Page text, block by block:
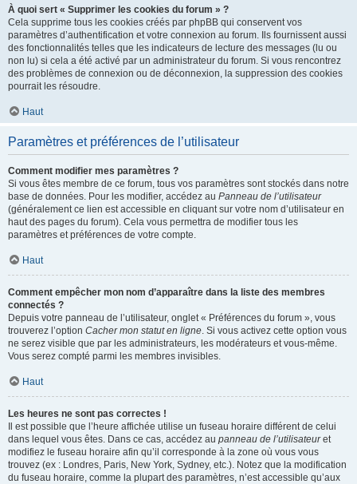
À quoi sert « Supprimer les cookies du forum » ?
Cela supprime tous les cookies créés par phpBB qui conservent vos
paramètres d’authentification et votre connexion au forum. Ils fournissent aussi
des fonctionnalités telles que les indicateurs de lecture des messages (lu ou
non lu) si cela a été activé par un administrateur du forum. Si vous rencontrez
des problèmes de connexion ou de déconnexion, la suppression des cookies
pourrait les résoudre.
Haut
Paramètres et préférences de l’utilisateur
Comment modifier mes paramètres ?
Si vous êtes membre de ce forum, tous vos paramètres sont stockés dans notre
base de données. Pour les modifier, accédez au Panneau de l’utilisateur
(généralement ce lien est accessible en cliquant sur votre nom d’utilisateur en
haut des pages du forum). Cela vous permettra de modifier tous les
paramètres et préférences de votre compte.
Haut
Comment empêcher mon nom d’apparaître dans la liste des membres
connectés ?
Depuis votre panneau de l’utilisateur, onglet « Préférences du forum », vous
trouverez l’option Cacher mon statut en ligne. Si vous activez cette option vous
ne serez visible que par les administrateurs, les modérateurs et vous-même.
Vous serez compté parmi les membres invisibles.
Haut
Les heures ne sont pas correctes !
Il est possible que l’heure affichée utilise un fuseau horaire différent de celui
dans lequel vous êtes. Dans ce cas, accédez au panneau de l’utilisateuret
modifiez le fuseau horaire afin qu’il corresponde à la zone où vous vous
trouvez (ex : Londres, Paris, New York, Sydney, etc.). Notez que la modification
du fuseau horaire, comme la plupart des paramètres, n’est accessible qu’aux